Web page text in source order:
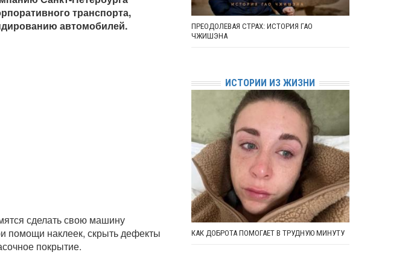
транспорта,
автомобилей.
сделать свою машину
помощи наклеек, скрыть дефекты
покрытие.
ПРЕОДОЛЕВАЯ СТРАХ: ИСТОРИЯ ГАО
ЧЖИШЭНА
ИСТОРИИ ИЗ ЖИЗНИ
КАК ДОБРОТА ПОМОГАЕТ В ТРУДНУЮ МИНУТУ